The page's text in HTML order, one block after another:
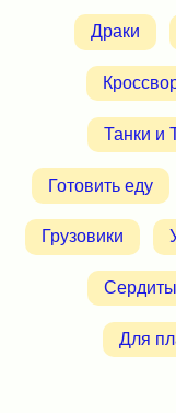
Драки
Танки и
Готовить еду
Грузовики
Для